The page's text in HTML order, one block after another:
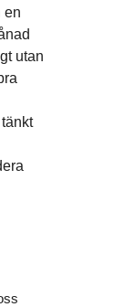
en
utan